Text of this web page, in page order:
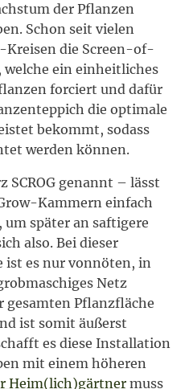
der Pflanzen
Schon seit vielen
Kreisen die Screen-of-
ein einheitliches
forciert und dafür
die optimale
bekommt, sodass
werden können.
SCROG genannt – lässt
Kammern einfach
später an saftigere
also. Bei dieser
ist es nur vonnöten, in
Netz
gesamten Pflanzfläche
ist somit äußerst
es diese Installation
mit einem höheren
Heim(lich)gärtner muss